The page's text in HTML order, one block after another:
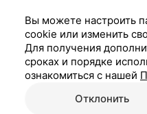
Вы можете настроить
cookie или изменить
Для получения
сроках и порядке
ознакомиться с нашей
Отклонить